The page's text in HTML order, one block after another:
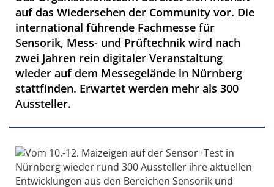
auf das Wiedersehen der Community vor. Die
international führende Fachmesse für
Sensorik, Mess- und Prüftechnik wird nach
zwei Jahren rein digitaler Veranstaltung
wieder auf dem Messegelände in Nürnberg
stattfinden. Erwartet werden mehr als 300
Aussteller.